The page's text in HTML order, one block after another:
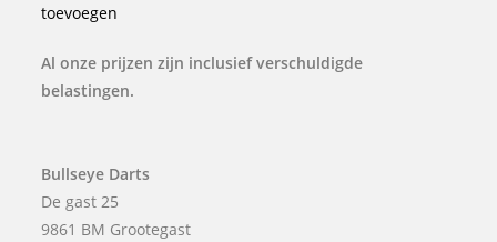
toevoegen
Al onze prijzen zijn inclusief verschuldigde
belastingen.
Bullseye Darts
De gast 25
9861 BM Grootegast